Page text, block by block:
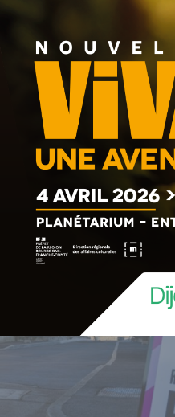
également sur les